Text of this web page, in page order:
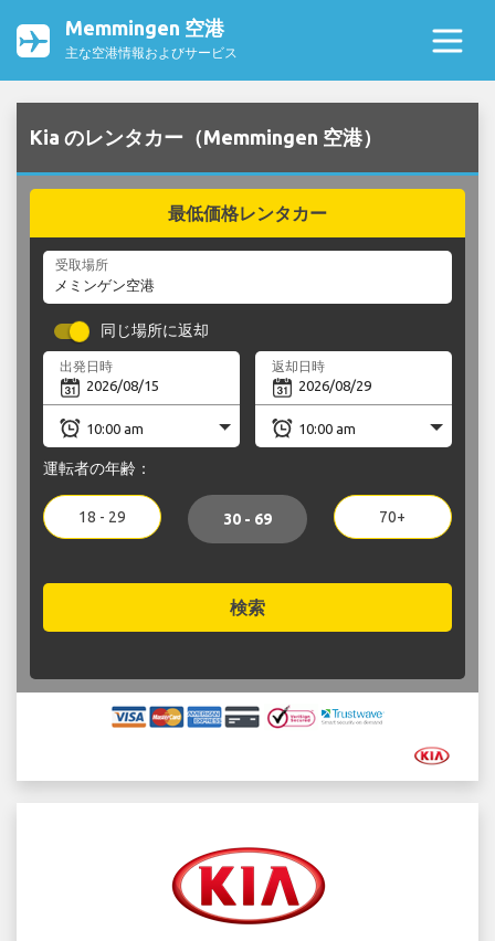
Memmingen 空港
主な空港情報およびサービス
Kia のレンタカー（Memmingen 空港）
最低価格レンタカー
受取場所
同じ場所に返却
出発日時 返却日時
運転者の年齢：
18 - 29 30 - 69 70+
検索